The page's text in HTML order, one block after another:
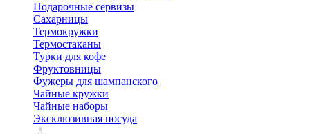
Подарочные сервизы
Сахарницы
Термокружки
Термостаканы
Турки для кофе
Фруктовницы
Фужеры для шампанского
Чайные кружки
Чайные наборы
Эксклюзивная посуда